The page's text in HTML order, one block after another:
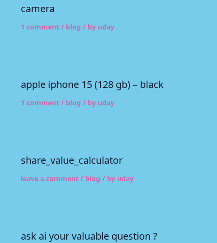
camera
1 comment / blog / by uday
apple iphone 15 (128 gb) – black
1 comment / blog / by uday
share_value_calculator
leave a comment / blog / by uday
ask ai your valuable question ?